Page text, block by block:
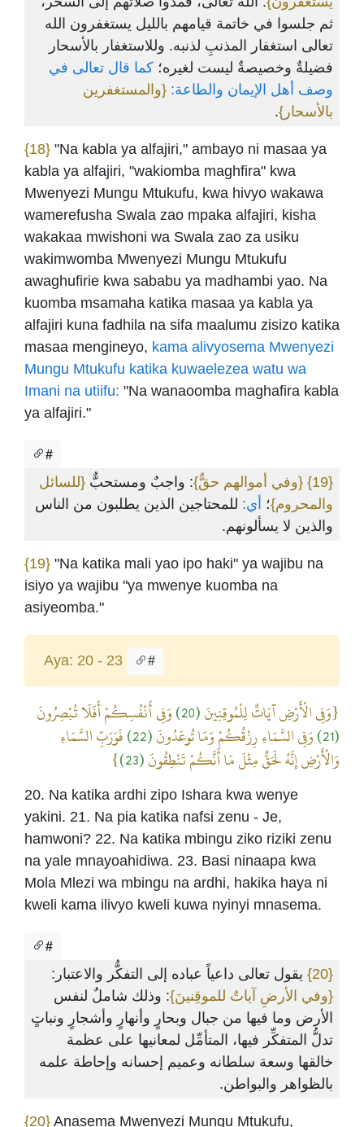
ثم جلسوا في خاتمة قيامهم بالليل يستغفرون الله
تعالى استغفار المذنبِ لذنبه. وللاستغفار بالأسحار
فضيلةٌ وخصيصةٌ ليست لغيره؛ كما قال تعالى في
وصف أهل الإيمان والطاعة: {والمستغفرين
بالأسحار}.
{18} "Na kabla ya alfajiri," ambayo ni masaa ya
kabla ya alfajiri, "wakiomba maghfira" kwa
Mwenyezi Mungu Mtukufu, kwa hivyo wakawa
wamerefusha Swala zao mpaka alfajiri, kisha
wakakaa mwishoni wa Swala zao za usiku
wakimwomba Mwenyezi Mungu Mtukufu
awaghufirie kwa sababu ya madhambi yao. Na
kuomba msamaha katika masaa ya kabla ya
alfajiri kuna fadhila na sifa maalumu zisizo katika
masaa mengineyo, kama alivyosema Mwenyezi
Mungu Mtukufu katika kuwaelezea watu wa
Imani na utiifu: "Na wanaoomba maghafira kabla
ya alfajiri."
#
{19} {وفي أموالهم حقٌّ}: واجبٌ ومستحبٌّ {للسائل
والمحروم}؛ أي: للمحتاجين الذين يطلبون من الناس
والذين لا يسألونهم.
{19} "Na katika mali yao ipo haki" ya wajibu na
isiyo ya wajibu "ya mwenye kuomba na
asiyeomba."
Aya: 20 - 23 #
{وَفِي الْأَرْضِ آيَاتٌ لِلْمُوقِنِينَ(20)
وَفِي أَنْفُسِكُمْ أَفَلَا تُبْصِرُونَ
(21)
وَفِي السَّمَاءِ رِزْقُكُمْ وَمَا تُوعَدُونَ(22)
فَوَرَبِّ السَّمَاءِ
وَالْأَرْضِ إِنَّهُ لَحَقٌّ مِثْلَ مَا أَنَّكُمْ تَنْطِقُونَ(23)
}
20. Na katika ardhi zipo Ishara kwa wenye
yakini. 21. Na pia katika nafsi zenu - Je,
hamwoni? 22. Na katika mbingu ziko riziki zenu
na yale mnayoahidiwa. 23. Basi ninaapa kwa
Mola Mlezi wa mbingu na ardhi, hakika haya ni
kweli kama ilivyo kweli kuwa nyinyi mnasema.
#
{20}
يقول تعالى داعياً عباده إلى التفكُّر والاعتبار:
{وفي الأرضِ آياتٌ للموقِنينَ}: وذلك شاملٌ لنفس
الأرض وما فيها من جبال وبحارٍ وأنهارٍ وأشجارٍ ونباتٍ
تدلُّ المتفكِّر فيها، المتأمِّل لمعانيها على عظمة
خالقها وسعة سلطانه وعميم إحسانه وإحاطة علمه
بالظواهر والبواطن.
{20} Anasema Mwenyezi Mungu Mtukufu,